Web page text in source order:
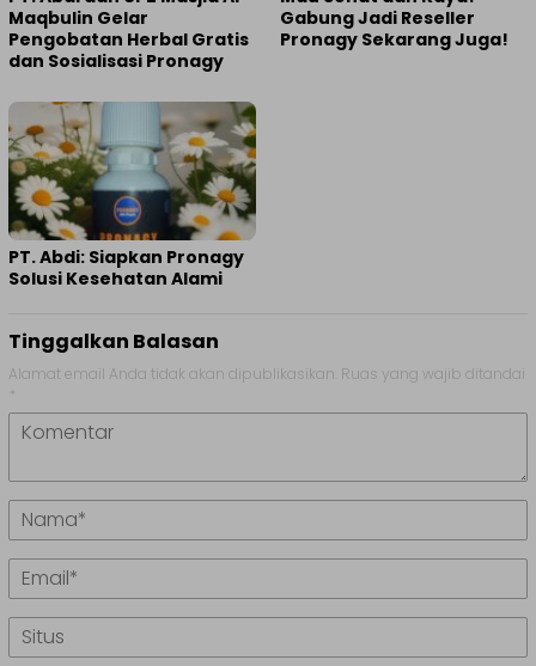
Maqbulin Gelar
Pengobatan Herbal Gratis
dan Sosialisasi Pronagy
Gabung Jadi Reseller
Pronagy Sekarang Juga!
PT. Abdi: Siapkan Pronagy
Solusi Kesehatan Alami
Tinggalkan Balasan
Alamat email Anda tidak akan dipublikasikan. Ruas yang wajib ditandai
*